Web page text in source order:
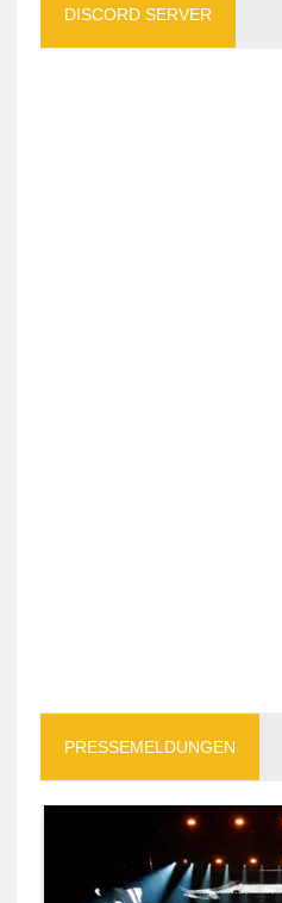
DISCORD SERVER
PRESSEMELDUNGEN